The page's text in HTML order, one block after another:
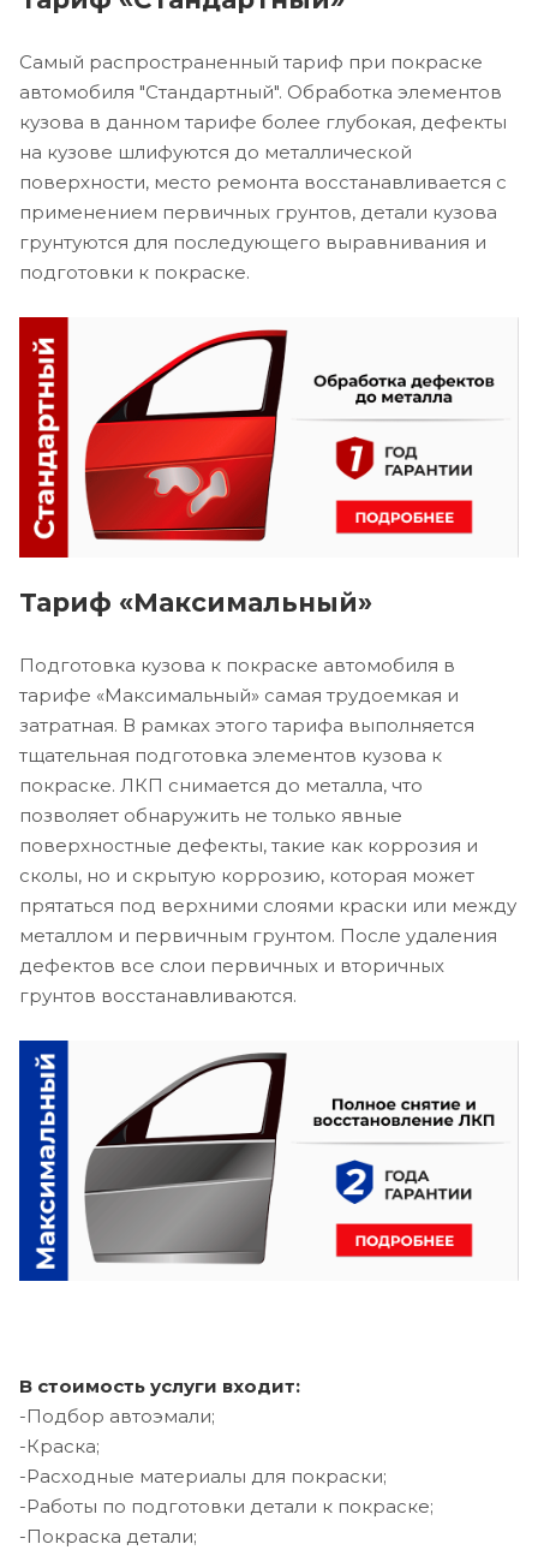
Самый распространенный тариф при покраске
автомобиля "Стандартный". Обработка элементов
кузова в данном тарифе более глубокая, дефекты
на кузове шлифуются до металлической
поверхности, место ремонта восстанавливается с
применением первичных грунтов, детали кузова
грунтуются для последующего выравнивания и
подготовки к покраске.
Тариф «Максимальный»
Подготовка кузова к покраске автомобиля в
тарифе «Максимальный» самая трудоемкая и
затратная. В рамках этого тарифа выполняется
тщательная подготовка элементов кузова к
покраске. ЛКП снимается до металла, что
позволяет обнаружить не только явные
поверхностные дефекты, такие как коррозия и
сколы, но и скрытую коррозию, которая может
прятаться под верхними слоями краски или между
металлом и первичным грунтом. После удаления
дефектов все слои первичных и вторичных
грунтов восстанавливаются.
В стоимость услуги входит:
-Подбор автоэмали;
-Краска;
-Расходные материалы для покраски;
-Работы по подготовки детали к покраске;
-Покраска детали;